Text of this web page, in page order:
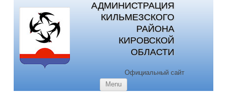
АДМИНИСТРАЦИЯ
КИЛЬМЕЗСКОГО
РАЙОНА
КИРОВСКОЙ
ОБЛАСТИ
Официальный сайт
Menu